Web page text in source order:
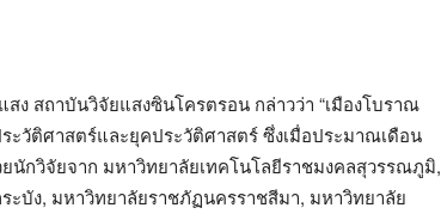
ง สถาบันวิจัยแสงซินโครตรอน กล่าวว่า “เมืองโบราณ
ะวัติศาสตร์และยุคประวัติศาสตร์ ซึ่งเมื่อประมาณเดือน
กวิจัยจาก มหาวิทยาลัยเทคโนโลยีราชมงคลสุวรรณภูมิ,
ะบัง, มหาวิทยาลัยราชภัฏนครราชสีมา, มหาวิทยาลัย